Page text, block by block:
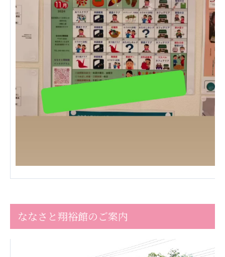
こうのす共生病院
OKP with Life クリニック
こうのすナーシングホーム共生園
あげお共生の家
医療法人 京都翔医会
西京都クリニック
洛桂の郷
桂寿の郷
教育（共に生きる仲間達）
国際医療専門学校 浦和学院高等学校
特定非営利活動法人ファイアーレッズメディカルスポ
ななさと翔裕館のご案内